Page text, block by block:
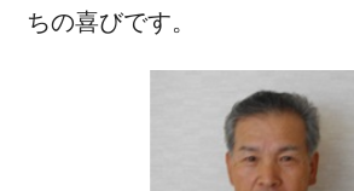
ちの喜びです。